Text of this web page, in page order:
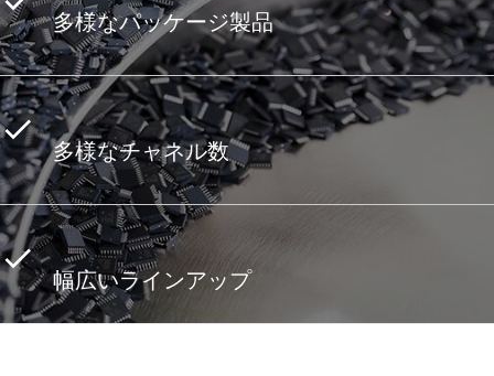
多様なパッケージ製品
多様なチャネル数
幅広いラインアップ